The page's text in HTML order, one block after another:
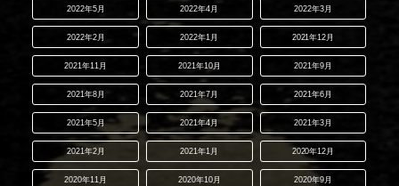
2022年5月 2022年4月 2022年3月
2022年2月 2022年1月 2021年12月
2021年11月 2021年10月 2021年9月
2021年8月 2021年7月 2021年6月
2021年5月 2021年4月 2021年3月
2021年2月 2021年1月 2020年12月
2020年11月 2020年10月 2020年9月